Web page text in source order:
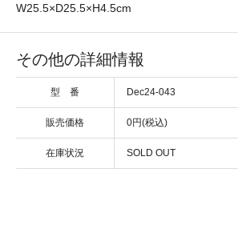
W25.5×D25.5×H4.5cm
その他の詳細情報
型 番 Dec24-043
販売価格 0円(税込)
在庫状況 SOLD OUT